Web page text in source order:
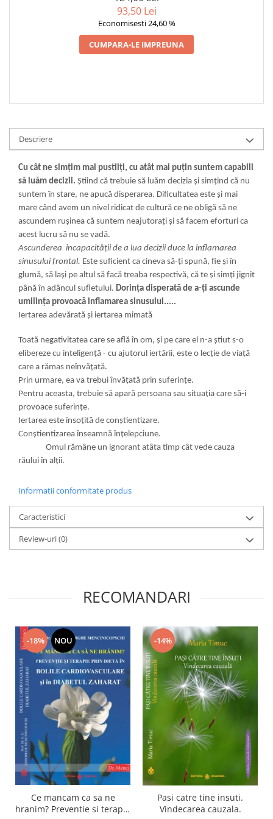
93,50 Lei
Economisesti 24,60 %
CUMPARA-LE IMPREUNA
Descriere
Cu cât ne simţim mai pustiiţi, cu atât mai puţin suntem capabili
să luăm decizii. Ştiind că trebuie să luăm decizia şi simţind că nu
suntem în stare, ne apucă disperarea. Dificultatea este şi mai
mare când avem un nivel ridicat de cultură ce ne obligă să ne
ascundem ruşinea că suntem neajutoraţi şi să facem eforturi ca
acest lucru să nu se vadă.
Ascunderea incapacităţii de a lua decizii duce la inflamarea
sinusului frontal. Este suficient ca cineva să-ţi spună, fie şi în
glumă, să laşi pe altul să facă treaba respectivă, că te şi simţi jignit
până în adâncul sufletului. Dorinţa disperată de a-ţi ascunde
umilinţa provoacă inflamarea sinusului.....
Iertarea adevărată și iertarea mimată
Toată negativitatea care se află în om, şi pe care el n-a ştiut s-o
elibereze cu inteligenţă - cu ajutorul iertării, este o lecţie de viaţă
care a rămas neînvăţată.
Prin urmare, ea va trebui învăţată prin suferinţe.
Pentru aceasta, trebuie să apară persoana sau situaţia care să-i
provoace suferinţe.
Iertarea este însoţită de conştientizare.
Conştientizarea înseamnă înţelepciune.
Omul rămâne un ignorant atâta timp cât vede cauza
răului în alţii.
Informatii conformitate produs
Caracteristici
Review-uri(0)
RECOMANDARI
-18% NOU
Ce mancam ca sa ne
hranim? Preventie si terapie
-14%
Pasi catre tine insuti.
Vindecarea cauzala.